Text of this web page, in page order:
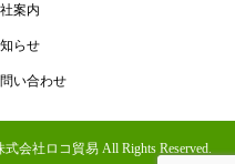
案内
らせ
い合わせ
会社ロコ貿易 All Rights Reserved.